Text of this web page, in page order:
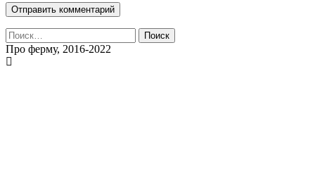
Найти:
Про ферму, 2016-2022